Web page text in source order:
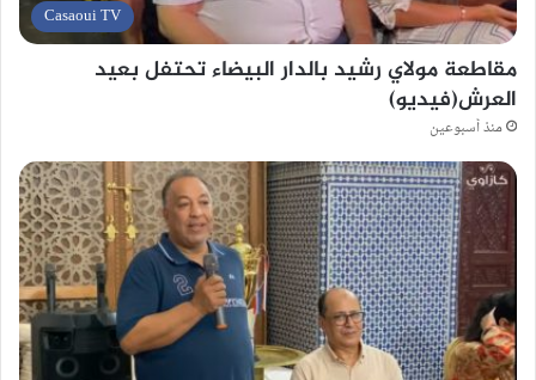
Casaoui TV
مقاطعة مولاي رشيد بالدار البيضاء تحتفل بعيد
العرش(فيديو)
منذ أسبوعين